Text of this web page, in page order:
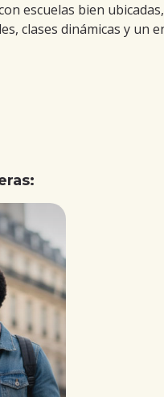
escuelas bien
clases dinámicas y un